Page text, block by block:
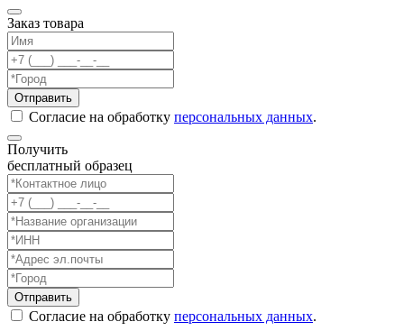
Заказ товара
Согласие на обработку персональных данных.
Получить
бесплатный образец
Согласие на обработку персональных данных.